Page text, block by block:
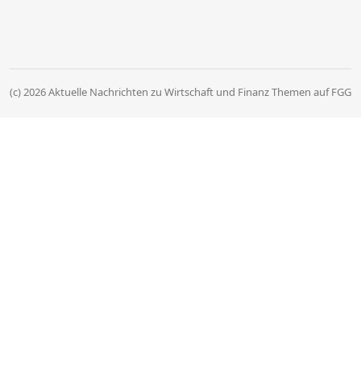
(c) 2026 Aktuelle Nachrichten zu Wirtschaft und Finanz Themen auf FGG